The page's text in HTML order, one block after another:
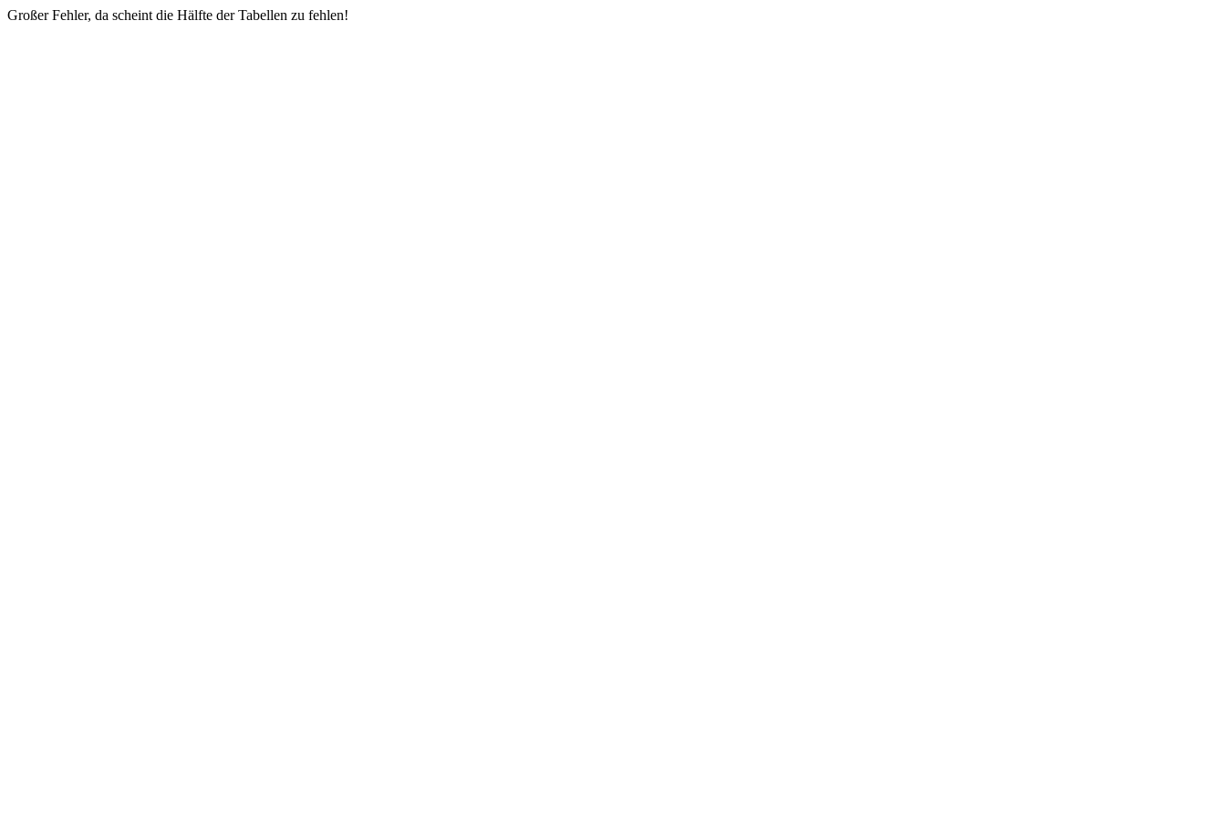
Großer Fehler, da scheint die Hälfte der Tabellen zu fehlen!